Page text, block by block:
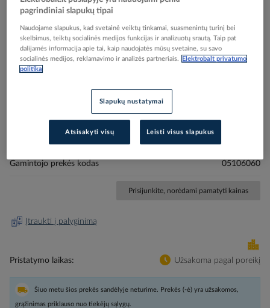
Skip
Reali prekė gali skirtis nuo pavaizduotos nuotraukoje
cinkuotas L-1m PSAKB1x35 - PROTEC
Elektrobalt prekės kodas
Gamintojo prekės kodas
05106060
Prisijunkite, norėdami pamatyti kainas
Įtraukti į palyginimą
Pristatymo laikas Užsakoma pagal poreikį
Šiuo metu šios prekės sandėlyje neturime. Prekės (-ė) yra užsakomos,
grąžinimas priklauso nuo tiekėjų sąlygų.
pagrindiniai slapukų tipai
Naudojame slapukus, kad svetainė veiktų tinkamai, suasmenintų turinį bei
skelbimus, teiktų socialinės medijos funkcijas ir analizuotų srautą. Taip pat
dalijamės informacija apie tai, kaip naudojatės mūsų svetaine, su savo
socialinės medijos, reklamavimo ir analizės partneriais.
Elektrobalt privatumo
politika
Slapukų nustatymai
Atsisakyti visų Leisti visus slapukus